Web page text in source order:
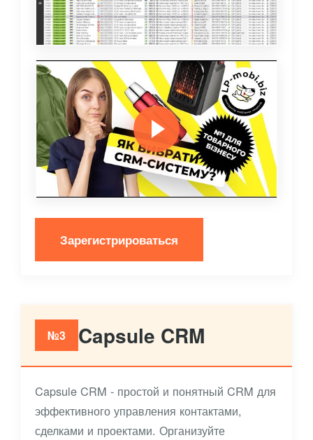
Зарегистрироваться
№3 Capsule CRM
Capsule CRM - простой и понятный CRM для
эффективного управления контактами,
сделками и проектами. Организуйте